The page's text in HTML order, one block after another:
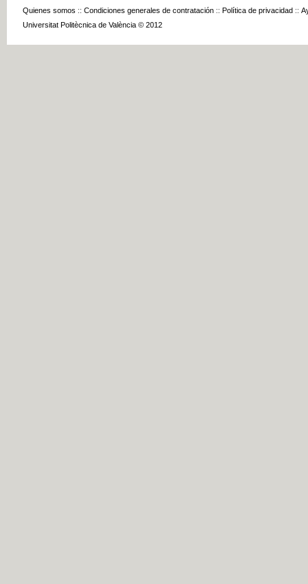
Quienes somos :: Condiciones generales de contratación :: Política de privacidad ::
Universitat Politècnica de València © 2012